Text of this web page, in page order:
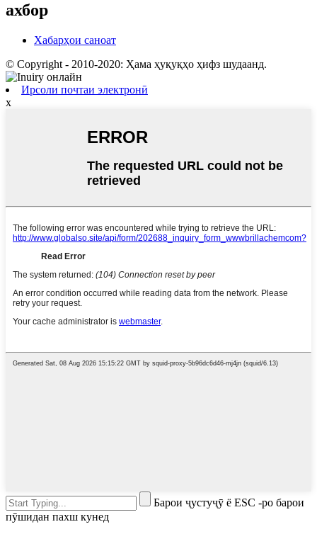
ахбор
Хабарҳои саноат
© Copyright - 2010-2020: Ҳама ҳуқуқҳо ҳифз шудаанд.
Ирсоли почтаи электронӣ
x
Барои ҷустуҷӯ ё ESC -ро барои
пӯшидан пахш кунед